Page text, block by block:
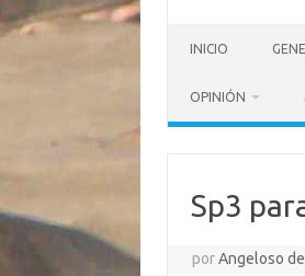
INICIO
OPINIÓN
Sp3
porAngeloso